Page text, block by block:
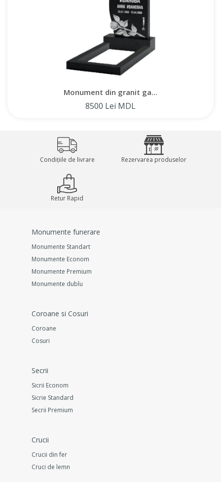
Monument din granit ga...
8500 Lei MDL
Condițiile de livrare Rezervarea produselor
Retur Rapid
Monumente funerare
Monumente Standart
Monumente Econom
Monumente Premium
Monumente dublu
Coroane si Cosuri
Coroane
Cosuri
Secrii
Sicrii Econom
Sicrie Standard
Secrii Premium
Crucii
Crucii din fer
Cruci de lemn